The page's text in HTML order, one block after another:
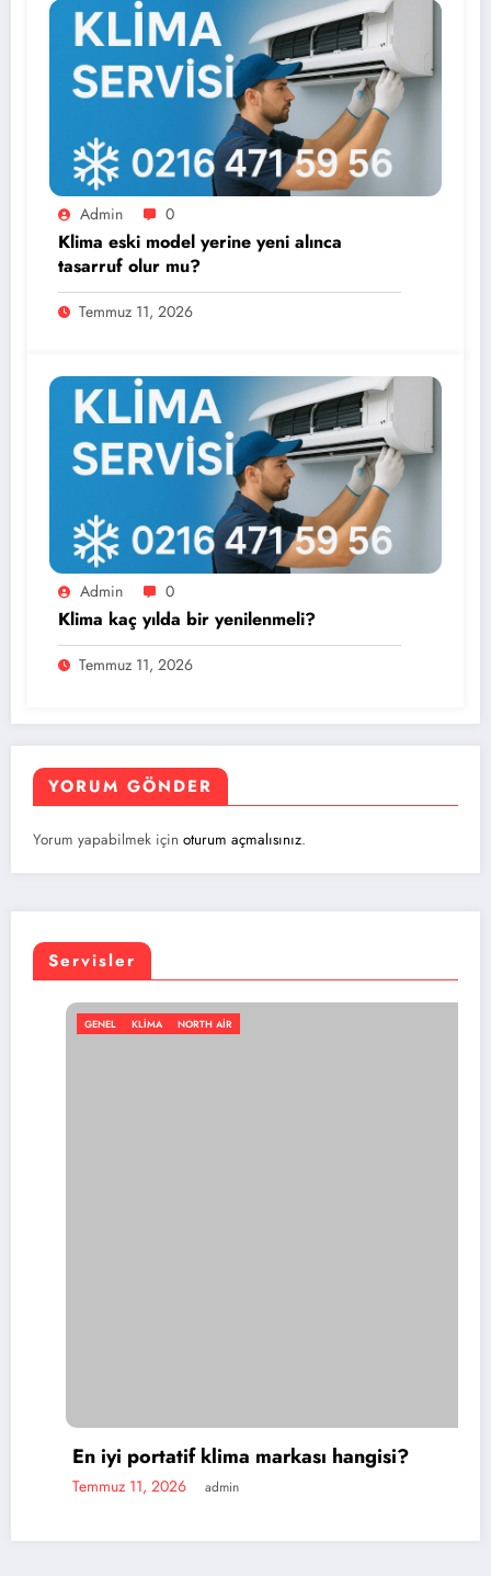
Admin 0
Klima eski model yerine yeni alınca
tasarruf olur mu?
Temmuz 11, 2026
Admin 0
Klima kaç yılda bir yenilenmeli?
Temmuz 11, 2026
YORUM GÖNDER
Yorum yapabilmek için oturum açmalısınız.
Servisler
Portatif klima